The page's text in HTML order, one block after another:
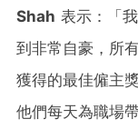
Shah 表示：「
到非常自豪，所
獲得的最佳僱主
他們每天為職場